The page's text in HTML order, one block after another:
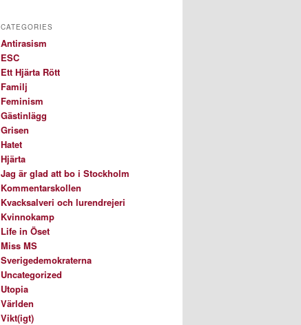
CATEGORIES
Antirasism
ESC
Ett Hjärta Rött
Familj
Feminism
Gästinlägg
Grisen
Hatet
Hjärta
Jag är glad att bo i Stockholm
Kommentarskollen
Kvacksalveri och lurendrejeri
Kvinnokamp
Life in Öset
Miss MS
Sverigedemokraterna
Uncategorized
Utopia
Världen
Vikt(igt)